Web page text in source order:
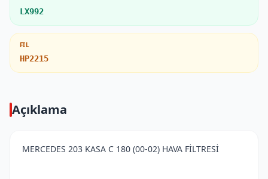
LX992
FIL
HP2215
Açıklama
MERCEDES 203 KASA C 180 (00-02) HAVA FİLTRESİ